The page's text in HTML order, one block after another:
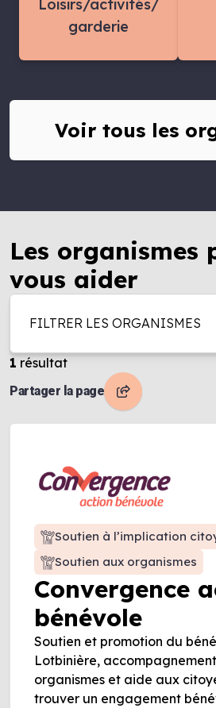
Loisirs/activités/
garderie
Voir tous les
Les organismes
vous aider
FILTRER LES ORGANISMES
1 résultat
Partager la page
Convergence
bénévole
Soutien à l’implication
Soutien aux organismes
Soutien et promotion du
Lotbinière,
organismes et aide aux
trouver un engagement